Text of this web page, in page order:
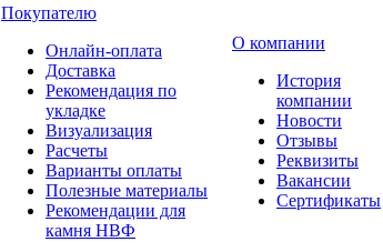
Покупателю
Онлайн-оплата
Доставка
Рекомендация по
укладке
Визуализация
Расчеты
Варианты оплаты
Полезные материалы
Рекомендации для
камня НВФ
О компании
История
компании
Новости
Отзывы
Реквизиты
Вакансии
Сертификаты